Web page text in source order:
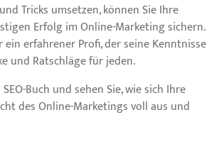
Tricks umsetzen, können Sie Ihre
Erfolg im Online-Marketing sichern.
erfahrener Profi, der seine Kenntnisse
und Ratschläge für jeden.
Buch und sehen Sie, wie sich Ihre
des Online-Marketings voll aus und